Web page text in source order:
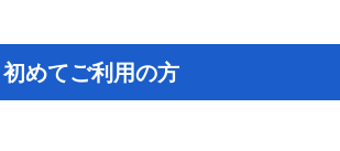
初めてご利用の方